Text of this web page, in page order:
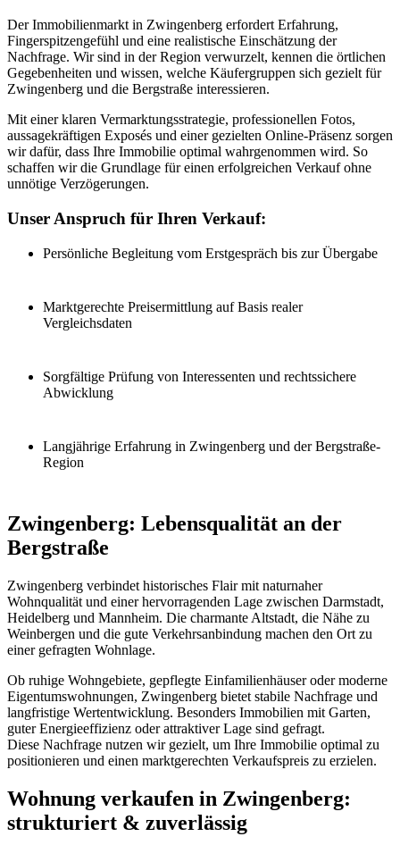
Der Immobilienmarkt in Zwingenberg erfordert Erfahrung,
Fingerspitzengefühl und eine realistische Einschätzung der
Nachfrage. Wir sind in der Region verwurzelt, kennen die örtlichen
Gegebenheiten und wissen, welche Käufergruppen sich gezielt für
Zwingenberg und die Bergstraße interessieren.
Mit einer klaren Vermarktungsstrategie, professionellen Fotos,
aussagekräftigen Exposés und einer gezielten Online-Präsenz sorgen
wir dafür, dass Ihre Immobilie optimal wahrgenommen wird. So
schaffen wir die Grundlage für einen erfolgreichen Verkauf ohne
unnötige Verzögerungen.
Unser Anspruch für Ihren Verkauf:
Persönliche Begleitung vom Erstgespräch bis zur Übergabe
Marktgerechte Preisermittlung auf Basis realer
Vergleichsdaten
Sorgfältige Prüfung von Interessenten und rechtssichere
Abwicklung
Langjährige Erfahrung in Zwingenberg und der Bergstraße-
Region
Zwingenberg: Lebensqualität an der
Bergstraße
Zwingenberg verbindet historisches Flair mit naturnaher
Wohnqualität und einer hervorragenden Lage zwischen Darmstadt,
Heidelberg und Mannheim. Die charmante Altstadt, die Nähe zu
Weinbergen und die gute Verkehrsanbindung machen den Ort zu
einer gefragten Wohnlage.
Ob ruhige Wohngebiete, gepflegte Einfamilienhäuser oder moderne
Eigentumswohnungen, Zwingenberg bietet stabile Nachfrage und
langfristige Wertentwicklung. Besonders Immobilien mit Garten,
guter Energieeffizienz oder attraktiver Lage sind gefragt.
Diese Nachfrage nutzen wir gezielt, um Ihre Immobilie optimal zu
positionieren und einen marktgerechten Verkaufspreis zu erzielen.
Wohnung verkaufen in Zwingenberg:
strukturiert & zuverlässig